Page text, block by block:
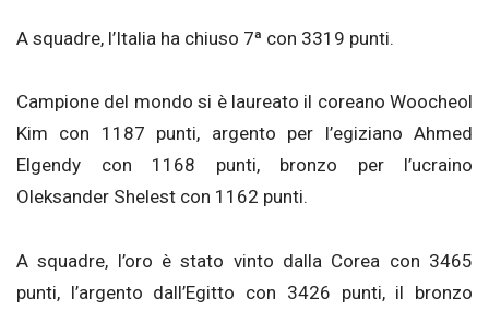
A squadre, l’Italia ha chiuso 7ª con 3319 punti.
Campione del mondo si è laureato il coreano Woocheol
Kim con 1187 punti, argento per l’egiziano Ahmed
Elgendy con 1168 punti, bronzo per l’ucraino
Oleksander Shelest con 1162 punti.
A squadre, l’oro è stato vinto dalla Corea con 3465
punti, l’argento dall’Egitto con 3426 punti, il bronzo